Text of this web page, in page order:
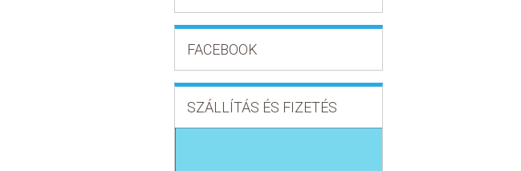
FACEBOOK
SZÁLLÍTÁS ÉS FIZETÉS